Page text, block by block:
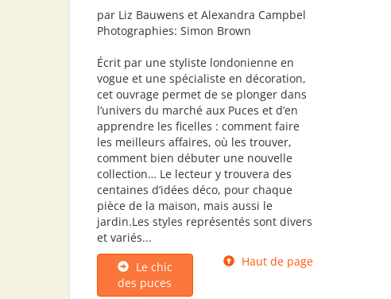
par Liz Bauwens et Alexandra Campbel
Photographies: Simon Brown
Écrit par une styliste londonienne en
vogue et une spécialiste en décoration,
cet ouvrage permet de se plonger dans
l’univers du marché aux Puces et d’en
apprendre les ficelles : comment faire
les meilleurs affaires, où les trouver,
comment bien débuter une nouvelle
collection… Le lecteur y trouvera des
centaines d’idées déco, pour chaque
pièce de la maison, mais aussi le
jardin.Les styles représentés sont divers
et variés...
Le chic
des puces
Haut de page